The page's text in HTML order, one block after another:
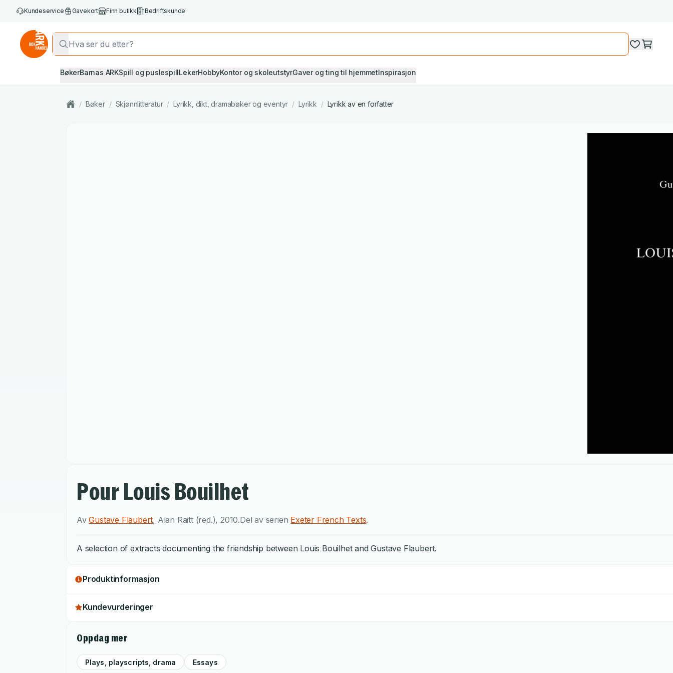
Kundeservice Gavekort Finn butikk Bedriftskunde
BøkerBarnas ARKSpill og puslespillLekerHobbyKontor og skoleutstyrGaver og ting til hjemmetInspirasjon
/ Bøker / Skjønnlitteratur / Lyrikk, dikt, dramabøker og eventyr / Lyrikk / Lyrikk av en forfatter
Pour Louis Bouilhet
AvGustave Flaubert, Alan Raitt (red.),2010.Del av serien Exeter French Texts.
A selection of extracts documenting the friendship between Louis Bouilhet and Gustave Flaubert.
Produktinformasjon
Kundevurderinger
Oppdag mer
Plays, playscripts, drama Essays